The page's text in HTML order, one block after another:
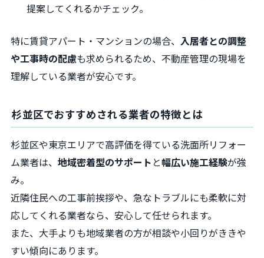
提案してくれるかチェック。
特に賃貸アパート・マンションの場合、 入居者との調整
や工事時の配慮も求められるため、不動産管理の現場を
理解している業者が安心です。
杉並区でおすすめされる業者の特徴とは
杉並区や東京エリアで高評価を得ている洗面所リフォー
ム業者は、 地域密着型のサポート と幅広い施工経験が強
み。
近隣住民への工事前挨拶や、急なトラブルにも柔軟に対
応してくれる業者なら、安心して任せられます。
また、大手よりも地域業者の方が相談や小回りがききや
すい傾向にあります。